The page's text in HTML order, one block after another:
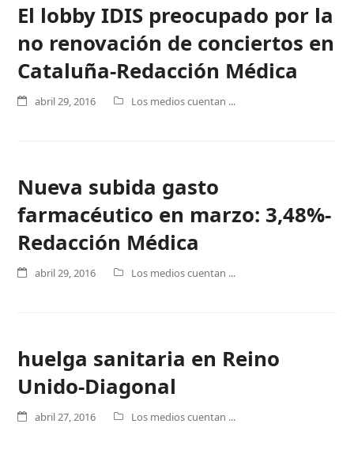
El lobby IDIS preocupado por la
no renovación de conciertos en
Cataluña-Redacción Médica
abril 29, 2016 Los medios cuentan ...
Nueva subida gasto
farmacéutico en marzo: 3,48%-
Redacción Médica
abril 29, 2016 Los medios cuentan ...
huelga sanitaria en Reino
Unido-Diagonal
abril 27, 2016 Los medios cuentan ...